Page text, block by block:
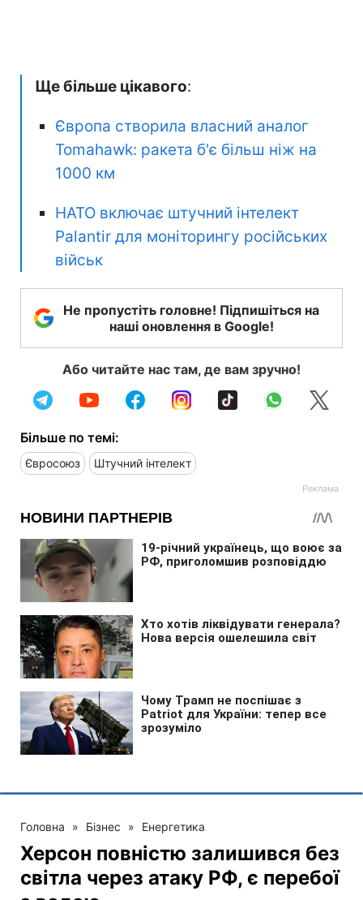
Ще більше цікавого:
Європа створила власний аналог
Tomahawk: ракета б'є більш ніж на
1000 км
НАТО включає штучний інтелект
Palantir для моніторингу російських
військ
Не пропустіть головне! Підпишіться на
наші оновлення в Google!
Або читайте нас там, де вам зручно!
Більше по темі:
Євросоюз Штучний інтелект
Головна » Бізнес » Енергетика
Херсон повністю залишився без
світла через атаку РФ, є перебої